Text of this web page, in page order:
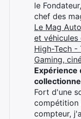
le
chef des
Le Mag
et
High-Tech -
Gaming,
Expérience
Fort d'une
compétition
compteur,